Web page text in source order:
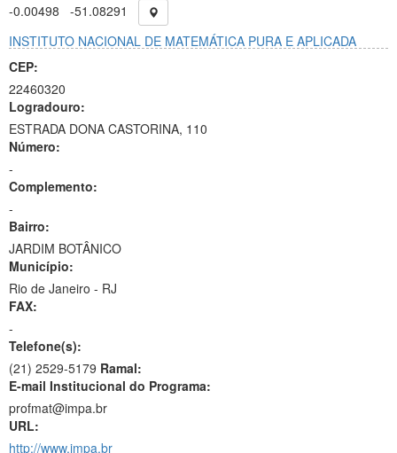
-0.00498
-51.08291
INSTITUTO NACIONAL DE MATEMÁTICA PURA E APLICADA
CEP:
22460320
Logradouro:
ESTRADA DONA CASTORINA, 110
Número:
-
Complemento:
-
Bairro:
JARDIM BOTÂNICO
Município:
Rio de Janeiro - RJ
FAX:
-
Telefone(s):
(21) 2529-5179 Ramal:
E-mail Institucional do Programa:
profmat@impa.br
URL:
http://www.impa.br